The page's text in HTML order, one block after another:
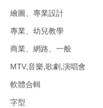
繪圖、專業設計
專業、幼兒教學
商業、網路、一般
MTV,音樂,歌劇,演唱會
軟體合輯
字型